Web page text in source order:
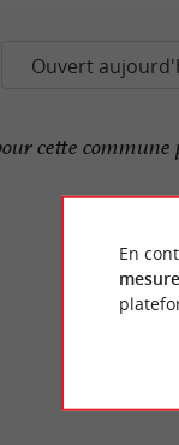
Ouvert
cette commune
En